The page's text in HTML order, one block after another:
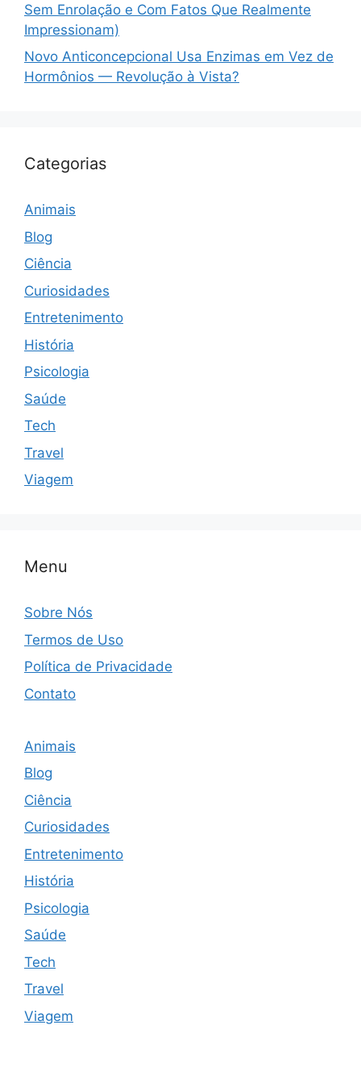
Sem Enrolação e Com Fatos Que Realmente
Impressionam)
Novo Anticoncepcional Usa Enzimas em Vez de
Hormônios — Revolução à Vista?
Categorias
Animais
Blog
Ciência
Curiosidades
Entretenimento
História
Psicologia
Saúde
Tech
Travel
Viagem
Menu
Sobre Nós
Termos de Uso
Política de Privacidade
Contato
Animais
Blog
Ciência
Curiosidades
Entretenimento
História
Psicologia
Saúde
Tech
Travel
Viagem